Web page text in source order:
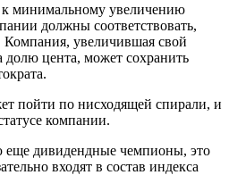
к минимальному увеличению
должны соответствовать,
Компания, увеличившая свой
долю цента, может сохранить
пойти по нисходящей спирали, и
компании.
еще дивидендные чемпионы, это
входят в состав индекса